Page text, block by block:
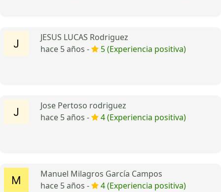
JESUS LUCAS Rodriguez
hace 5 años -
5 (Experiencia positiva)
Jose Pertoso rodriguez
hace 5 años -
4 (Experiencia positiva)
Manuel Milagros García Campos
hace 5 años -
4 (Experiencia positiva)